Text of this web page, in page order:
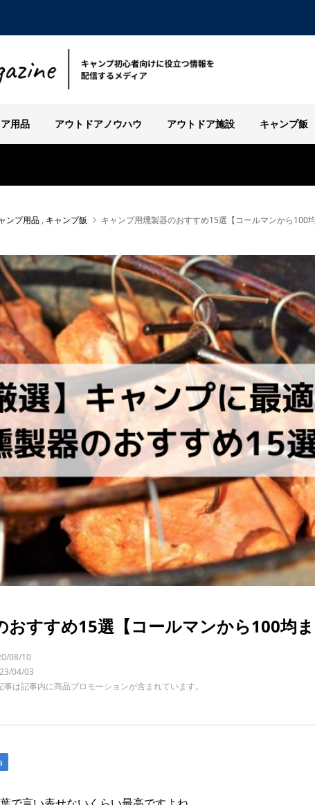
用品 アウトドアノウハウ アウトドア施設 キャンプ飯
ンプ用品 , キャンプ飯 キャンプ用燻製器のおすすめ15選【コールマンから100均
すすめ15選【コールマンから100均ま
08/10
04/03
事は記事内に商品プロモーションが含まれています。